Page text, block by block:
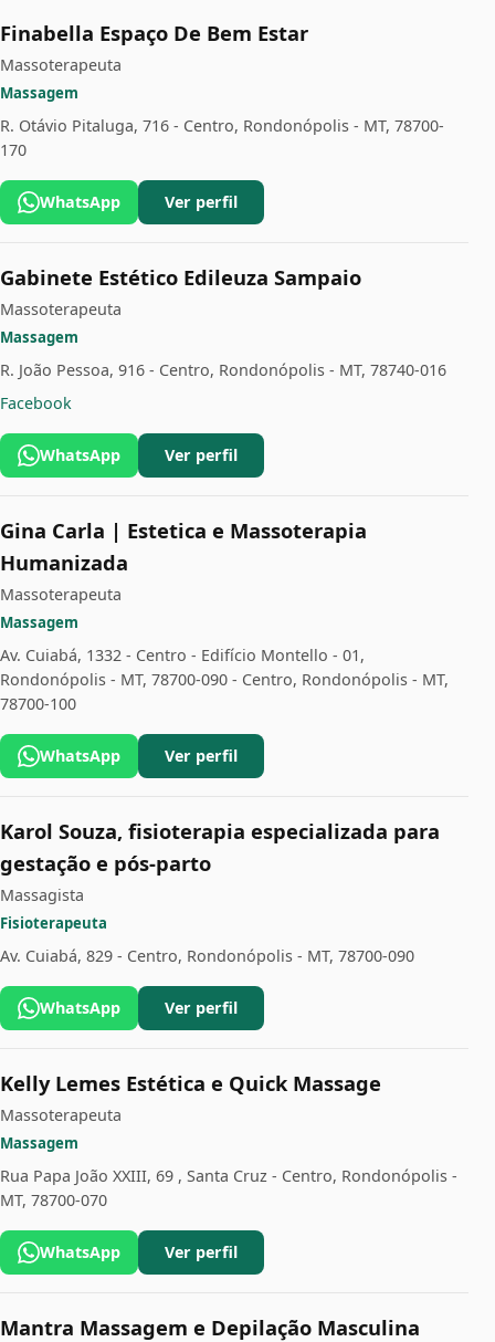
Finabella Espaço De Bem Estar
Massoterapeuta
Massagem
R. Otávio Pitaluga, 716 - Centro, Rondonópolis - MT, 78700-
170
WhatsApp Ver perfil
Gabinete Estético Edileuza Sampaio
Massoterapeuta
Massagem
R. João Pessoa, 916 - Centro, Rondonópolis - MT, 78740-016
Facebook
WhatsApp Ver perfil
Gina Carla | Estetica e Massoterapia
Humanizada
Massoterapeuta
Massagem
Av. Cuiabá, 1332 - Centro - Edifício Montello - 01,
Rondonópolis - MT, 78700-090 - Centro, Rondonópolis - MT,
78700-100
WhatsApp Ver perfil
Karol Souza, fisioterapia especializada para
gestação e pós-parto
Massagista
Fisioterapeuta
Av. Cuiabá, 829 - Centro, Rondonópolis - MT, 78700-090
WhatsApp Ver perfil
Kelly Lemes Estética e Quick Massage
Massoterapeuta
Massagem
Rua Papa João XXIII, 69 , Santa Cruz - Centro, Rondonópolis -
MT, 78700-070
WhatsApp Ver perfil
Mantra Massagem e Depilação Masculina